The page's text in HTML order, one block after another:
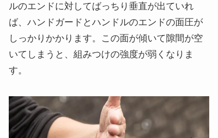
ルのエンドに対してばっちり垂直が出ていれ
ば、ハンドガードとハンドルのエンドの面圧が
しっかりかかります。この面が傾いて隙間が空
いてしまうと、組みつけの強度が弱くなりま
す。